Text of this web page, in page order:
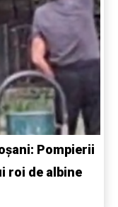
Pompierii
roi de albine